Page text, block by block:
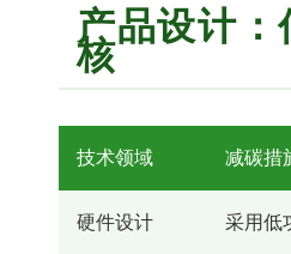
产品设计：
核
技术领域 减碳措
硬件设计 采用低